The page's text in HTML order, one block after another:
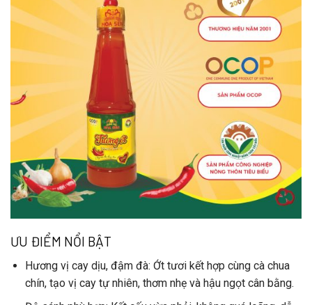
ƯU ĐIỂM NỔI BẬT
Hương vị cay dịu, đậm đà: Ớt tươi kết hợp cùng cà chua
chín, tạo vị cay tự nhiên, thơm nhẹ và hậu ngọt cân bằng.